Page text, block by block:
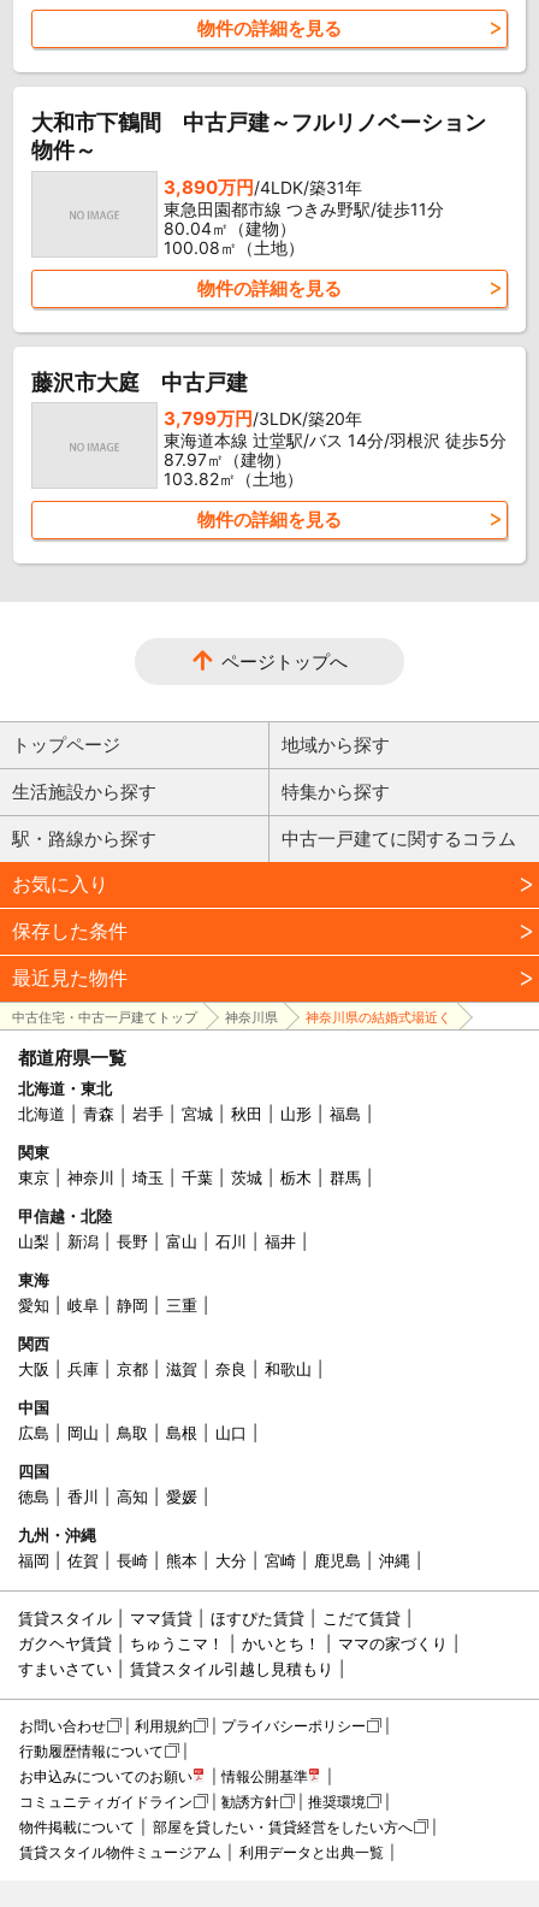
物件の詳細を見る
大和市下鶴間 中古戸建～フルリノベーション
物件～
3,890万円/4LDK/築31年
東急田園都市線 つきみ野駅/徒歩11分
80.04㎡（建物）
100.08㎡（土地）
物件の詳細を見る
藤沢市大庭 中古戸建
3,799万円/3LDK/築20年
東海道本線 辻堂駅/バス 14分/羽根沢 徒歩5分
87.97㎡（建物）
103.82㎡（土地）
物件の詳細を見る
ページトップへ
トップページ 地域から探す
生活施設から探す 特集から探す
駅・路線から探す 中古一戸建てに関するコラム
お気に入り
保存した条件
最近見た物件
中古住宅・中古一戸建てトップ 神奈川県 神奈川県の結婚式場近く
都道府県一覧
北海道・東北
北海道
青森 岩手 宮城 秋田 山形
福島
関東
東京
神奈川 埼玉 千葉 茨城 栃木
群馬
甲信越・北陸
山梨
新潟 長野 富山 石川
福井
東海
愛知
岐阜 静岡
三重
関西
大阪
兵庫 京都 滋賀 奈良
和歌山
中国
広島
岡山 鳥取 島根
山口
四国
徳島
香川 高知
愛媛
九州・沖縄
福岡
佐賀 長崎 熊本 大分 宮崎 鹿児島 沖縄
賃貸スタイル ママ賃貸 ほすぴた賃貸
こだて賃貸
ガクヘヤ賃貸
ちゅうこマ！ かいとち！
ママの家づくり
すまいさてい
賃貸スタイル引越し見積もり
お問い合わせ 利用規約
プライバシーポリシー
行動履歴情報について
お申込みについてのお願い
情報公開基準
コミュニティガイドライン
勧誘方針
推奨環境
物件掲載について
部屋を貸したい・賃貸経営をしたい方へ
賃貸スタイル物件ミュージアム
利用データと出典一覧